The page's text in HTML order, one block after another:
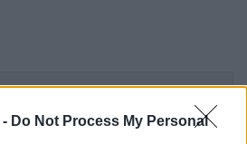
Do Not Process My Personal
találatokban!